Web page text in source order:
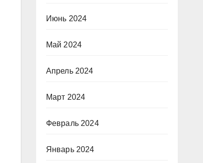
Июнь 2024
Май 2024
Апрель 2024
Март 2024
Февраль 2024
Январь 2024